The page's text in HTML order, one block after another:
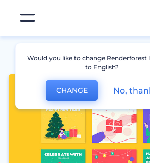
Would you like to change Renderforest
to English?
CHANGE No,